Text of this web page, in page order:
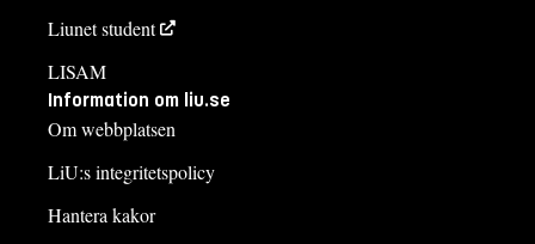
Liunet student
LISAM
Information om liu.se
Om webbplatsen
LiU:s integritetspolicy
Hantera kakor